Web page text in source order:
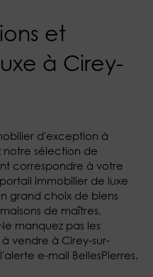
et
à Cirey-
d'exception à
notre sélection de
correspondre à votre
immobilier de luxe
grand choix de biens
de maîtres,
manquez pas les
vendre à Cirey-sur-
e-mail BellesPierres.